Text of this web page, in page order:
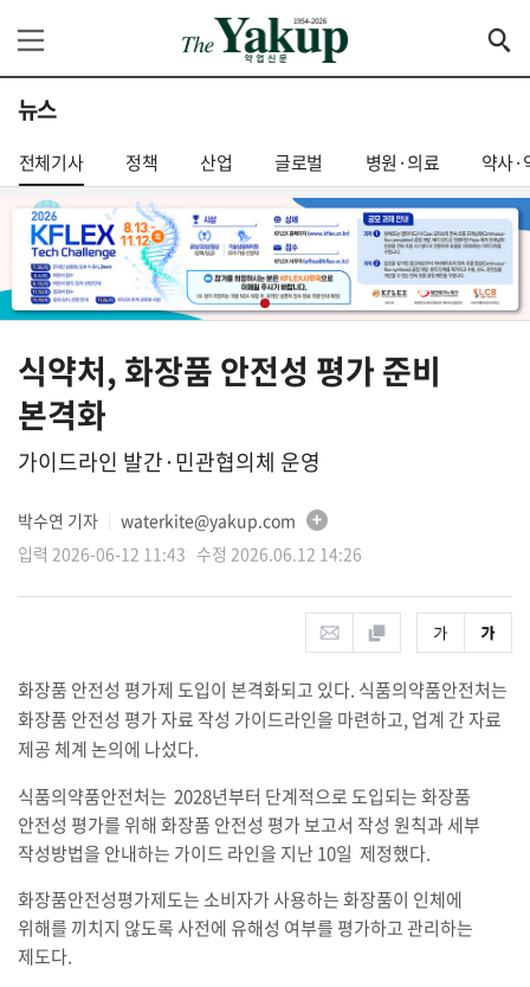
뉴스
전체기사 정책 산업 글로벌 병원·의료 약사·
식약처, 화장품 안전성 평가 준비
본격화
가이드라인 발간·민관협의체 운영
박수연 기자
waterkite@yakup.com
입력 2026-06-12 11:43 수정 2026.06.12 14:26
화장품 안전성 평가제 도입이 본격화되고 있다. 식품의약품안전처는
화장품 안전성 평가 자료 작성 가이드라인을 마련하고, 업계 간 자료
제공 체계 논의에 나섰다.
식품의약품안전처는 2028년부터 단계적으로 도입되는 화장품
안전성 평가를 위해 화장품 안전성 평가 보고서 작성 원칙과 세부
작성방법을 안내하는 가이드 라인을 지난 10일 제정했다.
화장품안전성평가제도는 소비자가 사용하는 화장품이 인체에
위해를 끼치지 않도록 사전에 유해성 여부를 평가하고 관리하는
제도다.